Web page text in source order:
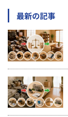
最新の記事